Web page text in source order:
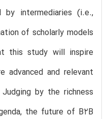
by intermediaries (i.e.,
of scholarly models
this study will inspire
advanced and relevant
by the richness
the future of B2B